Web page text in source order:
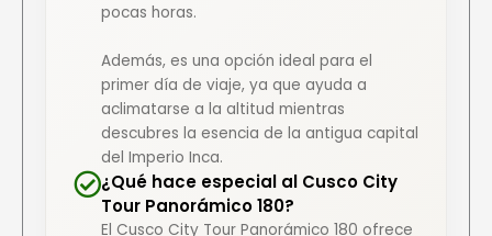
pocas horas.
Además, es una opción ideal para el
primer día de viaje, ya que ayuda a
aclimatarse a la altitud mientras
descubres la esencia de la antigua capital
del Imperio Inca.
¿Qué hace especial al Cusco City
Tour Panorámico 180?
El Cusco City Tour Panorámico 180 ofrece